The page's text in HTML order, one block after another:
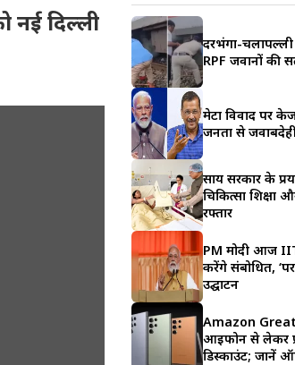
नई दिल्ली
दरभंगा-
RPF जवानों की
मेटा विवाद पर
जनता से
साय सरकार के
चिकित्सा
रफ्तार
PM मोदी आज IIT
करेंगे संबोधित,
उद्घाटन
Amazon
आईफोन से लेकर
डिस्काउंट; जानें